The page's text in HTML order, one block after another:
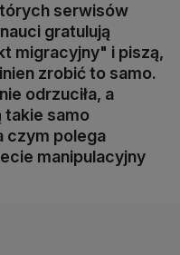
serwisów
gratulują
migracyjny" i piszą,
zrobić to samo.
odrzuciła, a
takie samo
czym polega
manipulacyjny